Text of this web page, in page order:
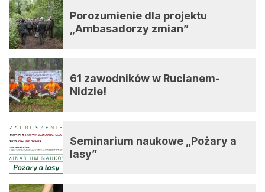
Porozumienie dla projektu
„Ambasadorzy zmian”
61 zawodników w Rucianem-
Nidzie!
Seminarium naukowe „Pożary a
lasy”